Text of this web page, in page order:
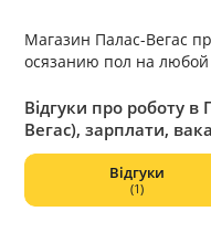
Магазин Палас-Вегас
осязанию пол на любой
Відгуки про роботу
Вегас), зарплати,
Відгуки
(1)